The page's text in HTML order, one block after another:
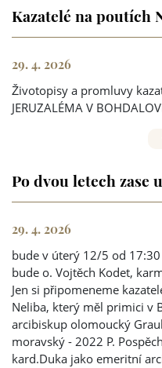
Kazatelé na poutích
29. 4. 2026
Životopisy a promluvy
JERUZALÉMA V
Po dvou letech zase
29. 4. 2026
bude v úterý 12/5 od
bude o. Vojtěch Kodet,
Jen si připomeneme
Neliba, který měl primici v
arcibiskup olomoucký
moravský - 2022 P.
kard.Duka jako emeritní